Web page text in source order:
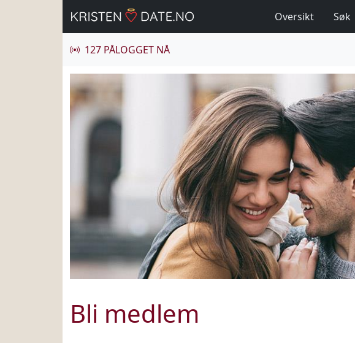
Oversikt Søk
127 PÅLOGGET NÅ
Bli medlem